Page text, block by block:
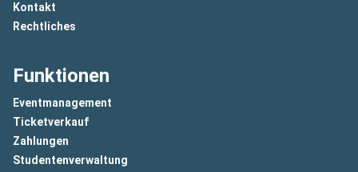
Kontakt
Rechtliches
Funktionen
Eventmanagement
Ticketverkauf
Zahlungen
Studentenverwaltung